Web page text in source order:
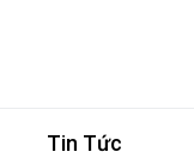
Tin Tức